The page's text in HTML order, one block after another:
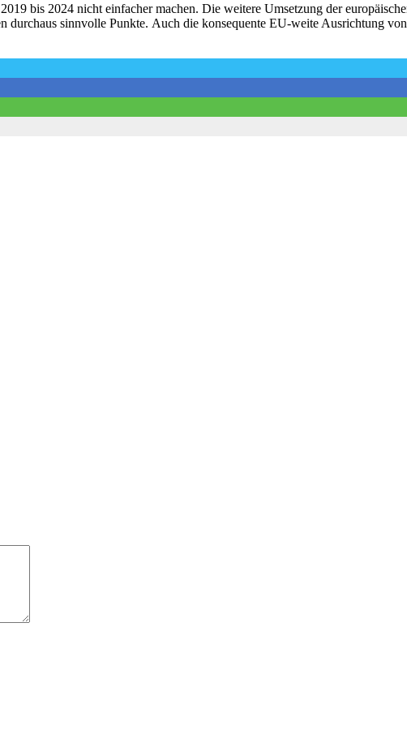
bis 2024 nicht einfacher machen. Die weitere Umsetzung der
durchaus sinnvolle Punkte. Auch die konsequente EU-weite Ausrichtung